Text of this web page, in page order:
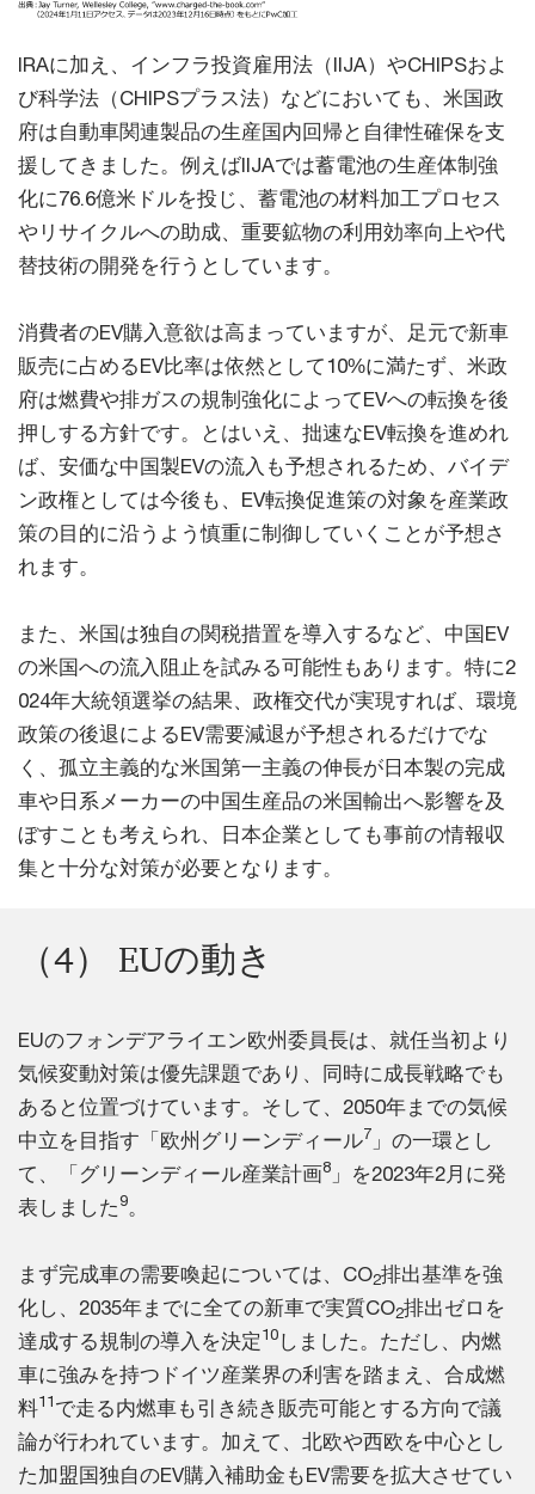
IRAに加え、インフラ投資雇用法（IIJA）やCHIPSおよ
び科学法（CHIPSプラス法）などにおいても、米国政
府は自動車関連製品の生産国内回帰と自律性確保を支
援してきました。例えばIIJAでは蓄電池の生産体制強
化に76.6億米ドルを投じ、蓄電池の材料加工プロセス
やリサイクルへの助成、重要鉱物の利用効率向上や代
替技術の開発を行うとしています。
消費者のEV購入意欲は高まっていますが、足元で新車
販売に占めるEV比率は依然として10%に満たず、米政
府は燃費や排ガスの規制強化によってEVへの転換を後
押しする方針です。とはいえ、拙速なEV転換を進めれ
ば、安価な中国製EVの流入も予想されるため、バイデ
ン政権としては今後も、EV転換促進策の対象を産業政
策の目的に沿うよう慎重に制御していくことが予想さ
れます。
また、米国は独自の関税措置を導入するなど、中国EV
の米国への流入阻止を試みる可能性もあります。特に2
024年大統領選挙の結果、政権交代が実現すれば、環境
政策の後退によるEV需要減退が予想されるだけでな
く、孤立主義的な米国第一主義の伸長が日本製の完成
車や日系メーカーの中国生産品の米国輸出へ影響を及
ぼすことも考えられ、日本企業としても事前の情報収
集と十分な対策が必要となります。
（4） EUの動き
EUのフォンデアライエン欧州委員長は、就任当初より
気候変動対策は優先課題であり、同時に成長戦略でも
あると位置づけています。そして、2050年までの気候
中立を目指す「欧州グリーンディール7 」の一環とし
て、「グリーンディール産業計画8 」を2023年2月に発
表しました9。
まず完成車の需要喚起については、CO2排出基準を強
化し、2035年までに全ての新車で実質CO2排出ゼロを
達成する規制の導入を決定10しました。ただし、内燃
車に強みを持つドイツ産業界の利害を踏まえ、合成燃
料11で走る内燃車も引き続き販売可能とする方向で議
論が行われています。加えて、北欧や西欧を中心とし
た加盟国独自のEV購入補助金もEV需要を拡大させてい